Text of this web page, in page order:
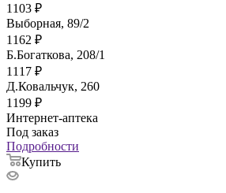
1103 ₽
Выборная, 89/2
1162 ₽
Б.Богаткова, 208/1
1117 ₽
Д.Ковальчук, 260
1199 ₽
Интернет-аптека
Под заказ
Подробности
Купить